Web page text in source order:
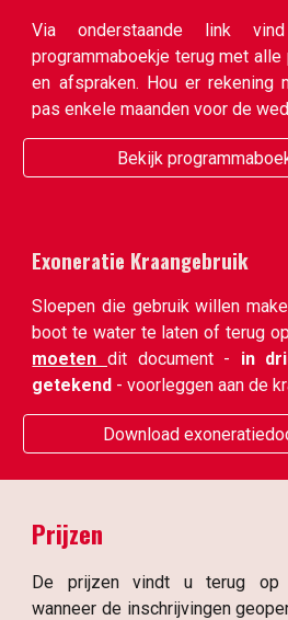
Via onderstaande link
programmaboekje terug met
en afspraken. Hou er rekening
pas enkele maanden voor de
Bekijk
Exoneratie Kraangebruik
Sloepen die gebruik willen
boot te water te laten of terug
moetendit document - in
getekend - voorleggen aan de
Download
Prijzen
De prijzen vindt u terug op
wanneerde inschrijvingen